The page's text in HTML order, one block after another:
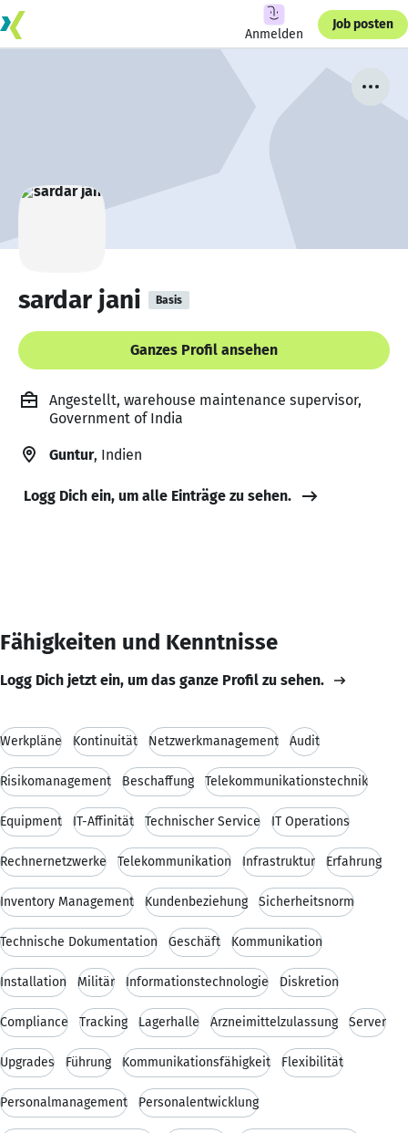
Anmelden
Job posten
sardar jani Basis
Ganzes Profil ansehen
Angestellt, warehouse maintenance supervisor,
Government of India
Guntur, Indien
Logg Dich ein, um alle Einträge zu sehen.
Fähigkeiten und Kenntnisse
Logg Dich jetzt ein, um das ganze Profil zu sehen.
Werkpläne Kontinuität Netzwerkmanagement Audit
Risikomanagement Beschaffung Telekommunikationstechnik
Equipment IT-Affinität Technischer Service IT Operations
Rechnernetzwerke Telekommunikation Infrastruktur Erfahrung
Inventory Management Kundenbeziehung Sicherheitsnorm
Technische Dokumentation Geschäft Kommunikation
Installation Militär Informationstechnologie Diskretion
Compliance Tracking Lagerhalle Arzneimittelzulassung Server
Upgrades Führung Kommunikationsfähigkeit Flexibilität
Personalmanagement Personalentwicklung